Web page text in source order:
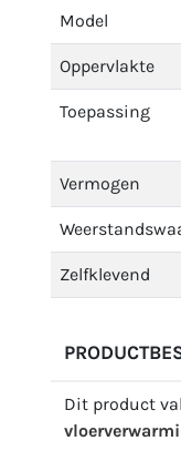
Model
Oppervlakte
Toepassing
Vermogen
Zelfklevend
Dit product